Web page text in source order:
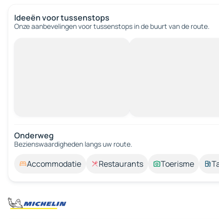
Ideeën voor tussenstops
Onze aanbevelingen voor tussenstops in de buurt van de route.
Onderweg
Bezienswaardigheden langs uw route.
Accommodatie Restaurants Toerisme